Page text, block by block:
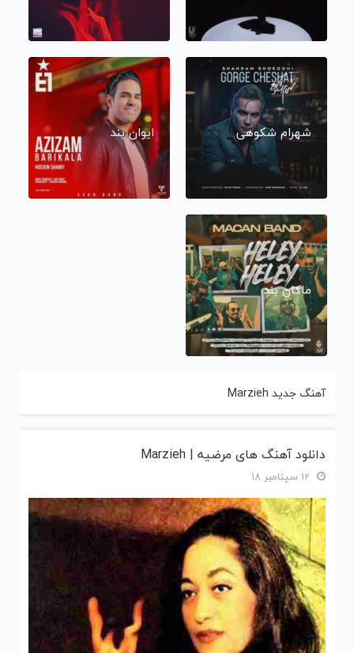
شهرام شکوهی ایوان بند
ماکان بند
آهنگ جدید Marzieh
دانلود آهنگ های مرضیه | Marzieh